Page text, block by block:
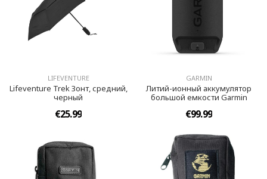
LIFEVENTURE
Lifeventure Trek Зонт, средний,
черный
€25.99
GARMIN
Литий-ионный аккумулятор
большой емкости Garmin
€99.99